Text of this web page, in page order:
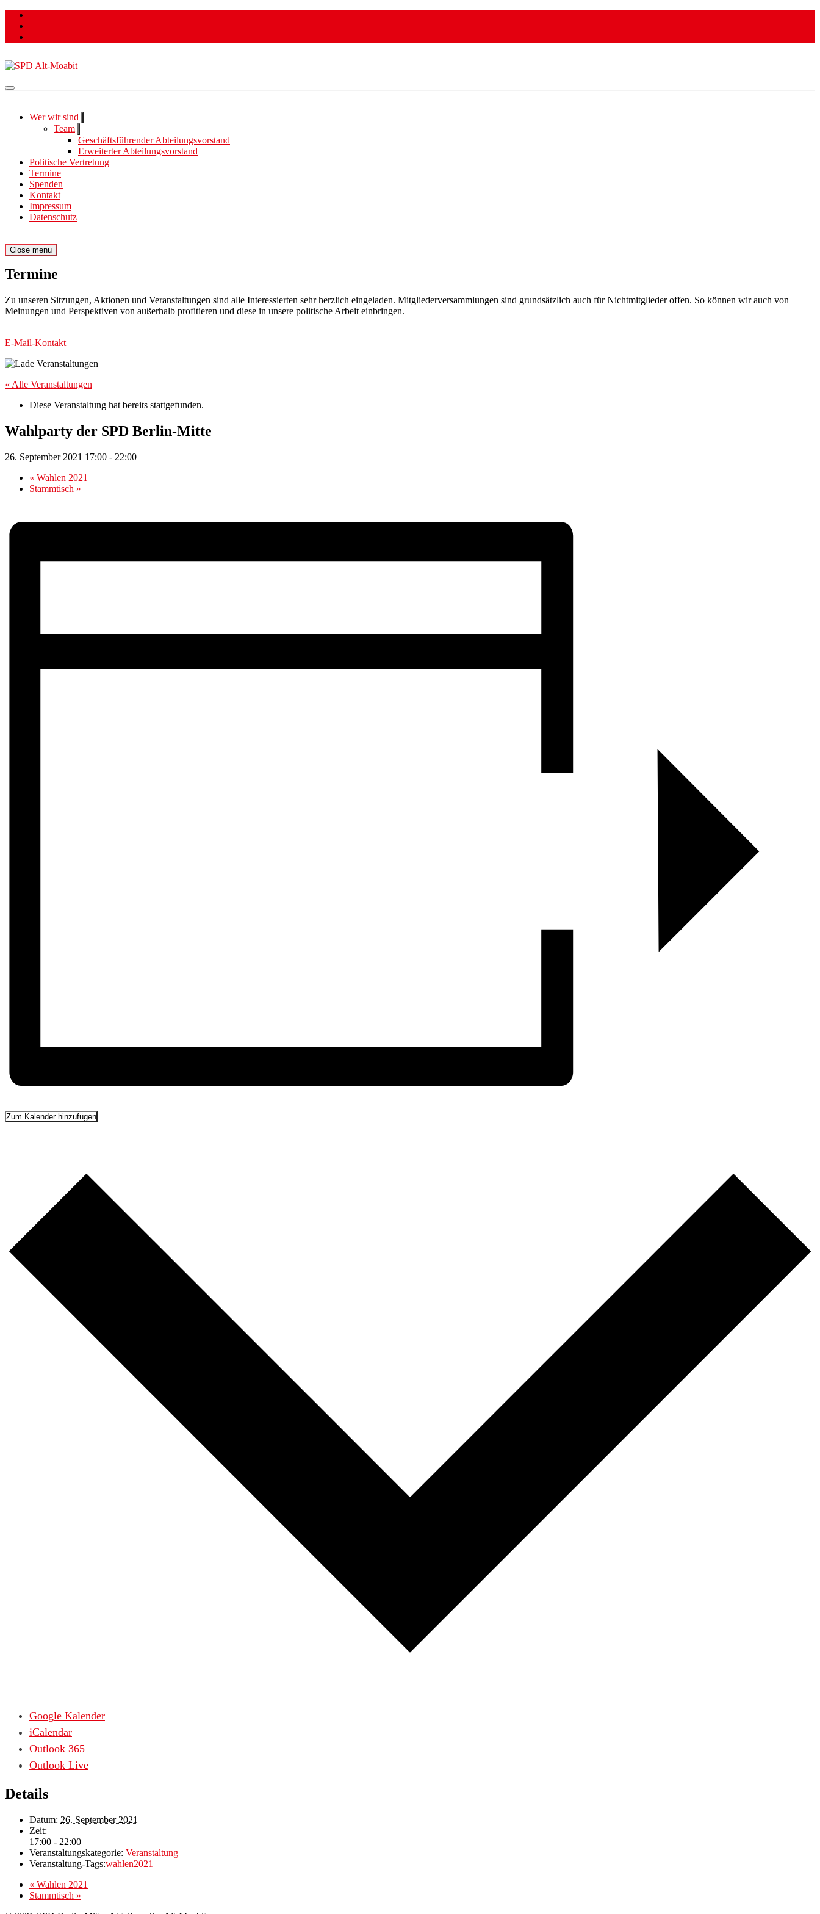
Skip
content
SPD Alt-Moabit
Für ein lebenswertes und soziales Moabit.
Wer wir sind
sub
menu
Team
sub
menu
Geschäftsführender Abteilungsvorstand
Erweiterter Abteilungsvorstand
Politische Vertretung
Termine
Spenden
Kontakt
Impressum
Datenschutz
Site
Navigation
Menu
Close menu
Termine
Zu unseren Sitzungen, Aktionen und Veranstaltungen sind alle Interessierten sehr herzlich eingeladen. Mitgliederversammlungen sind grundsätzlich auch für Nichtmitglieder offen. So können wir auch von
Meinungen und Perspektiven von außerhalb profitieren und diese in unsere politische Arbeit einbringen.
E-Mail-Kontakt
« Alle Veranstaltungen
Diese Veranstaltung hat bereits stattgefunden.
Wahlparty der SPD Berlin-Mitte
26. September 2021 17:00 - 22:00
« Wahlen 2021
Stammtisch »
Zum Kalender hinzufügen
Google Kalender
iCalendar
Outlook 365
Outlook Live
Details
Datum: 26. September 2021
Zeit:
17:00 - 22:00
Veranstaltungskategorie: Veranstaltung
Veranstaltung-Tags:wahlen2021
« Wahlen 2021
Stammtisch »